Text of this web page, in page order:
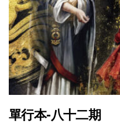
單行本-八十二期